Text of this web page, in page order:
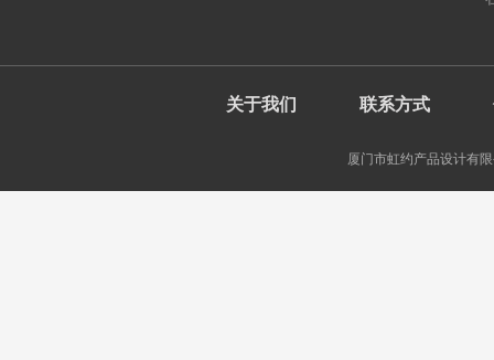
关于我们 联系方式
厦门市虹约产品设计有